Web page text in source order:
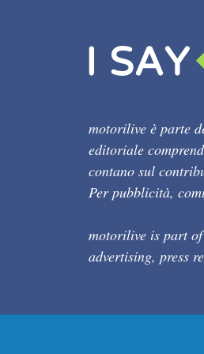
motorilive è parte
editoriale
contano sul
Per pubblicità,
motorilive is part
advertising, press